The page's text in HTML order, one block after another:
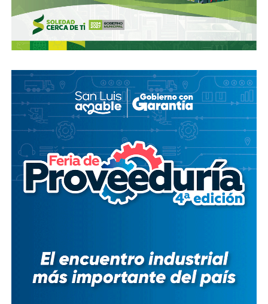
Gómez y De Angoitia han sido por muchos años los
hombre de confianza de Emilio Azcárraga Jean, al
grado que cuando en 2024 este último dio un paso al
costado de la presidencia de Grupo Televisa en medio de
de la FIFA para asegurar los derechos del Mundial, fueron
ellos dos quienes asumieron el puesto deCo-
Presidentes Ejecutivo
Su relación con Martínez no se limita a Empresas ICA
pues desde octubre de 2024 (justo unos días antes del
cambio en la presidencia) el oriundo de Monterreyha